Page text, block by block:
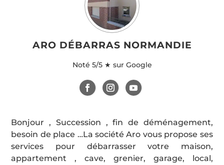
ARO DÉBARRAS NORMANDIE
Noté 5/5 ★ sur Google
Bonjour , Succession , fin de déménagement,
besoin de place …La société Aro vous propose ses
services pour débarrasser votre maison,
appartement , cave, grenier, garage, local,